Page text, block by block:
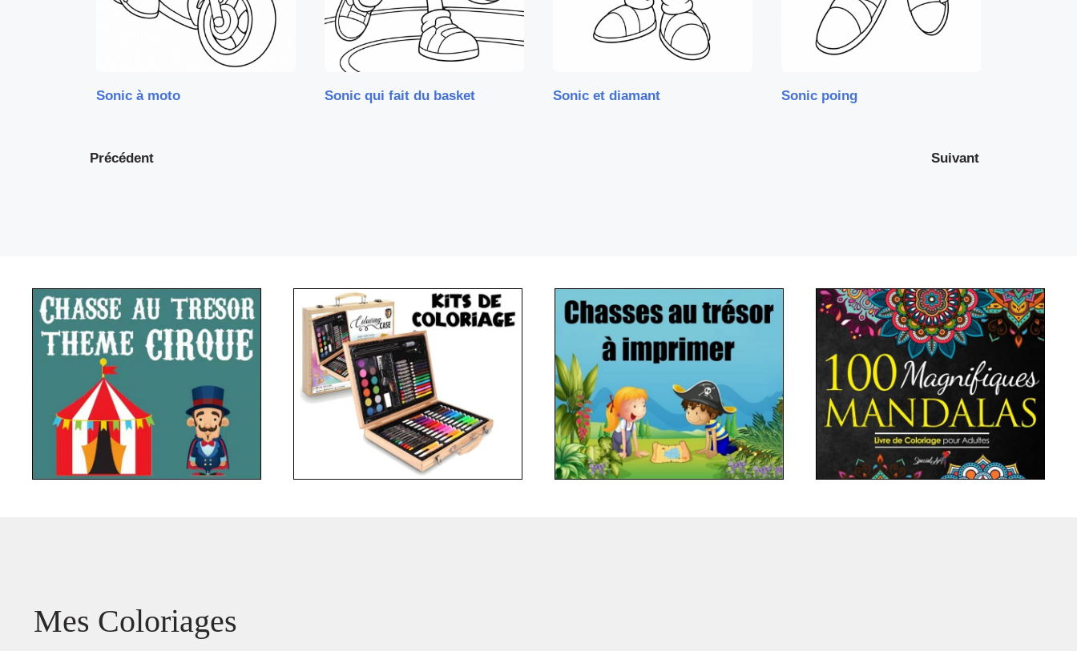
Sonic à moto Sonic qui fait du basket Sonic et diamant Sonic poing
Précédent Suivant
Mes Coloriages